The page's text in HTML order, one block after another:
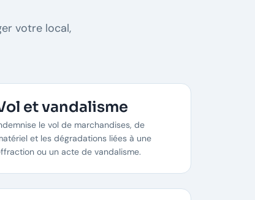
votre local,
et vandalisme
le vol de marchandises, de
et les dégradations liées à une
ou un acte de vandalisme.